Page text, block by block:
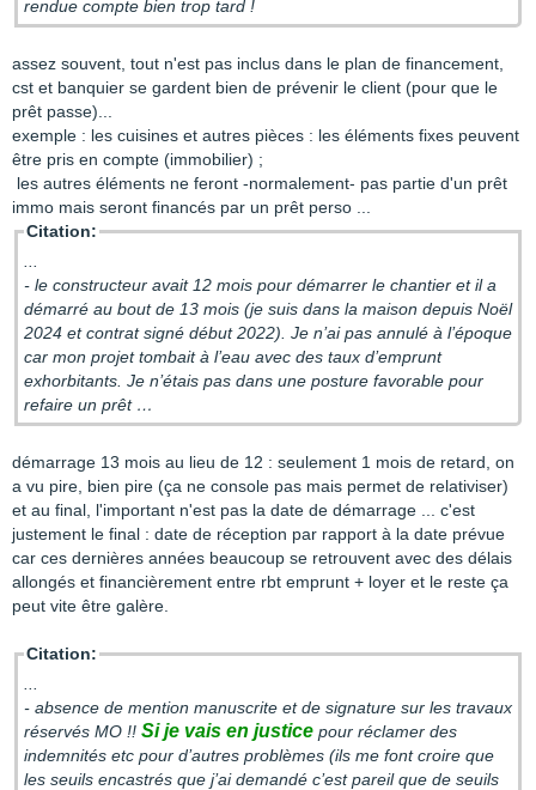
rendue compte bien trop tard !
assez souvent, tout n'est pas inclus dans le plan de financement,
cst et banquier se gardent bien de prévenir le client (pour que le
prêt passe)...
exemple : les cuisines et autres pièces : les éléments fixes peuvent
être pris en compte (immobilier) ;
les autres éléments ne feront -normalement- pas partie d'un prêt
immo mais seront financés par un prêt perso ...
Citation:
- le constructeur avait 12 mois pour démarrer le chantier et il a
démarré au bout de 13 mois (je suis dans la maison depuis Noël
2024 et contrat signé début 2022). Je n’ai pas annulé à l’époque
car mon projet tombait à l’eau avec des taux d’emprunt
exhorbitants. Je n’étais pas dans une posture favorable pour
refaire un prêt …
démarrage 13 mois au lieu de 12 : seulement 1 mois de retard, on
a vu pire, bien pire (ça ne console pas mais permet de relativiser)
et au final, l'important n'est pas la date de démarrage ... c'est
justement le final : date de réception par rapport à la date prévue
car ces dernières années beaucoup se retrouvent avec des délais
allongés et financièrement entre rbt emprunt + loyer et le reste ça
peut vite être galère.
Citation:
- absence de mention manuscrite et de signature sur les travaux
réservés MO !! Si je vais en justice pour réclamer des
indemnités etc pour d’autres problèmes (ils me font croire que
les seuils encastrés que j’ai demandé c’est pareil que de seuils